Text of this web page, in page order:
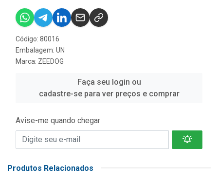
Código: 80016
Embalagem: UN
Marca: ZEEDOG
Faça seu login ou
cadastre-se para ver preços e comprar
Avise-me quando chegar
Produtos Relacionados